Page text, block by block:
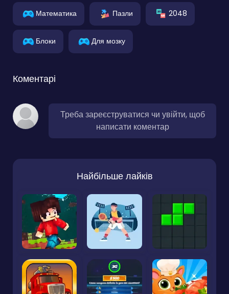
Математика Пазли 2048
Блоки Для мозку
Коментарі
Треба зареєструватися чи увійти, щоб
написати коментар
Найбільше лайків